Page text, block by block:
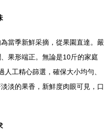
當季新鮮采摘，從果園直達。嚴
果形端正。無論是10斤的家庭
工精心篩選，確保大小均勻、
淡的果香，新鮮度肉眼可見，口